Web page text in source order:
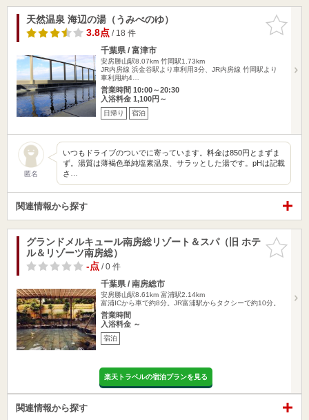
お気に入
りに追加
天然温泉 海辺の湯（うみべのゆ）
3.8点/ 18 件
千葉県 / 富津市
安房勝山駅8.07km 竹岡駅1.73km
JR内房線 浜金谷駅より車利用3分、JR内房線 竹岡駅より
車利用約4…
営業時間 10:00～20:30
入浴料金 1,100円～
日帰り 宿泊
匿名
いつもドライブのついでに寄っています。料金は850円とまずま
ず。湯質は薄褐色単純塩素温泉、サラッとした湯です。pHは記載
さ…
関連情報から探す
お気に入
りに追加
グランドメルキュール南房総リゾート＆スパ（旧 ホテ
ル＆リゾーツ南房総）
-点/ 0 件
千葉県 / 南房総市
安房勝山駅8.61km 富浦駅2.14km
富浦ICから車で約8分。JR富浦駅からタクシーで約10分。
営業時間
入浴料金 ～
宿泊
楽天トラベルの宿泊プランを見る
関連情報から探す